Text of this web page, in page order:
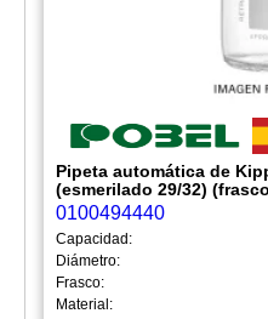
Pipeta automática de
(esmerilado 29/32)
0100494440
Capacidad:
Diámetro:
Frasco:
Material: